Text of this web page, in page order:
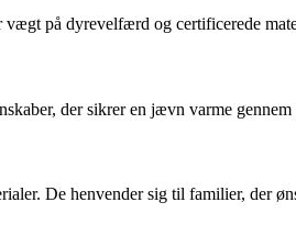
på dyrevelfærd og certificerede
der sikrer en jævn varme
De henvender sig til familier, der